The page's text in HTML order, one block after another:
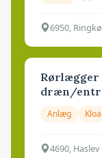
6950,
Rørlægger
dræn/
Anlæg
4690, Haslev